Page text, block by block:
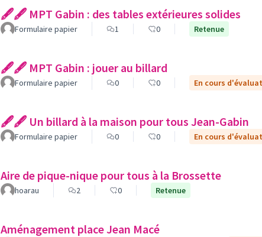
🖋🖋 MPT Gabin : des tables extérieures solides
Formulaire papier 1 0 Retenue
🖋🖋 MPT Gabin : jouer au billard
Formulaire papier 0 0 En cours
🖋🖋 Un billard à la maison pour tous Jean-Gabin
Formulaire papier 0 0 En cours
Aire de pique-nique pour tous à la Brossette
hoarau 2 0 Retenue
Aménagement place Jean Macé